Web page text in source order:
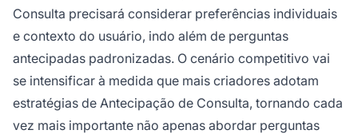
Consulta precisará considerar preferências individuais
e contexto do usuário, indo além de perguntas
antecipadas padronizadas. O cenário competitivo vai
se intensificar à medida que mais criadores adotam
estratégias de Antecipação de Consulta, tornando cada
vez mais importante não apenas abordar perguntas